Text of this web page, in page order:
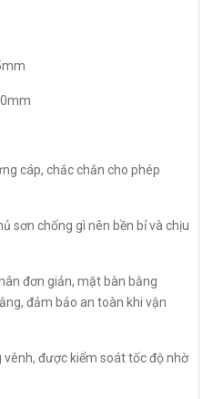
cáp, chắc chắn cho phép
sơn chống gì nên bền bỉ và chịu
đơn giản, mặt bàn bằng
đảm bảo an toàn khi vận
được kiểm soát tốc độ nhờ